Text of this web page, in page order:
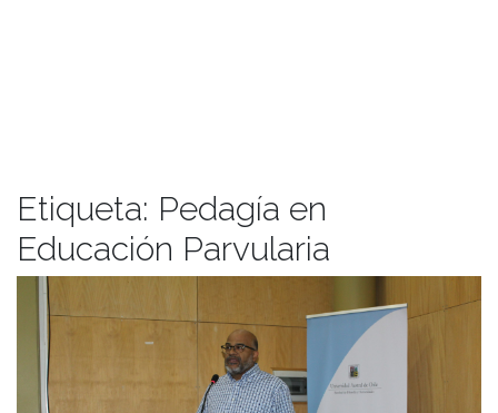
Etiqueta: Pedagía en
Educación Parvularia